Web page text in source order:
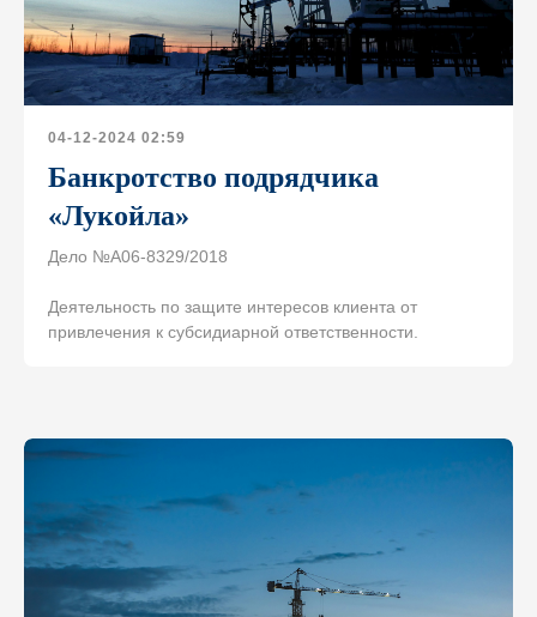
04-12-2024 02:59
Банкротство подрядчика
«Лукойла»
Дело №А06-8329/2018
Деятельность по защите интересов клиента от
привлечения к субсидиарной ответственности.
Свяжитесь с нами